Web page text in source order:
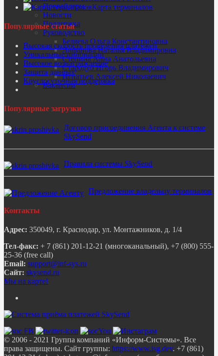
Провайдеры
Новости
Поддержка
Руководство
Беляева Ольга Константиновна
Лифанова Наталья Владимировна
Степина Анна Анатольевна
Стародуб Игорь Владимирович
Игнатьев Алексей Николаевич
Вакансии
Карта терминалов
Популярные статьи
Высокая скорость проведения платежей
Уникальные инновации
Высокое вознаграждение
Защита данных
Круглосуточная поддержка
Популярные загрузки
Договор присоединения Агента к системе
SkySend
Правила системы SkySend
Предложение владельцу терминалов
Контакты
Адрес: 350049, г. Краснодар, ул. Монтажников, д. 1/4
Тел-факс: + 7 (861) 201-12-21 (многоканальный), +7 (800) 555-
25-36 (free call)
Email:
Сайт: skysend.ru
Мы на карте!
© 2006 - 2021 Группа компаний «Информ-Системы». Все
права защищены. Сайт группы: https://www.isg.dev. +7 (861)